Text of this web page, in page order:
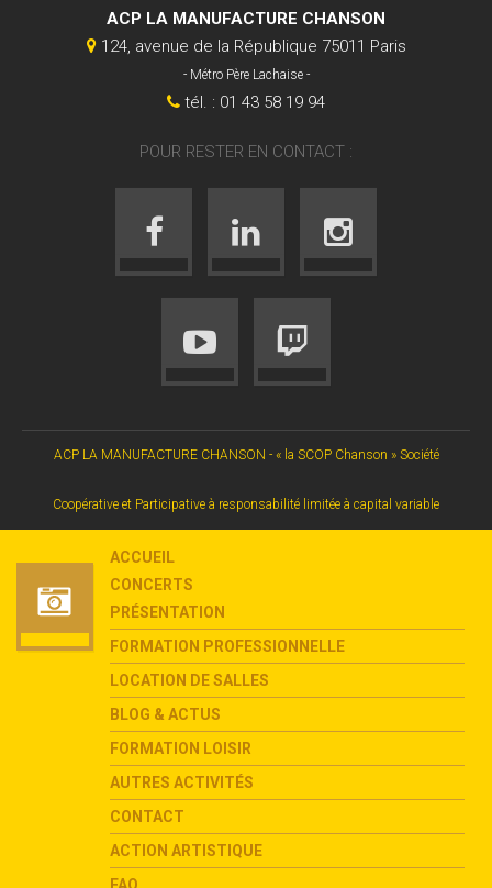
ACP LA MANUFACTURE CHANSON
124, avenue de la République 75011 Paris
- Métro Père Lachaise -
tél. : 01 43 58 19 94
POUR RESTER EN CONTACT :
ACP LA MANUFACTURE CHANSON - « la SCOP Chanson » Société
Coopérative et Participative à responsabilité limitée à capital variable
ACCUEIL
CONCERTS
PRÉSENTATION
FORMATION PROFESSIONNELLE
LOCATION DE SALLES
BLOG & ACTUS
FORMATION LOISIR
AUTRES ACTIVITÉS
CONTACT
ACTION ARTISTIQUE